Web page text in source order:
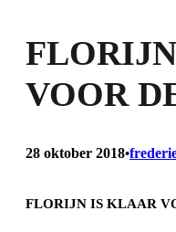
VOOR
28 oktober 2018•
FLORIJN IS KLAAR